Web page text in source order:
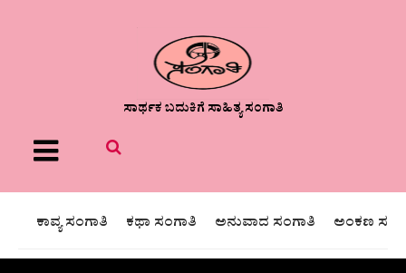
ಸಾರ್ಥಕ ಬದುಕಿಗೆ ಸಾಹಿತ್ಯ ಸಂಗಾತಿ
Menu
ಕಾವ್ಯ ಸಂಗಾತಿ ಕಥಾ ಸಂಗಾತಿ ಅನುವಾದ ಸಂಗಾತಿ ಅಂಕಣ